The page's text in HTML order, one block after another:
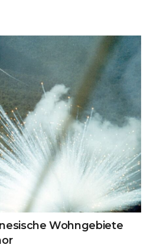
Wohngebiete